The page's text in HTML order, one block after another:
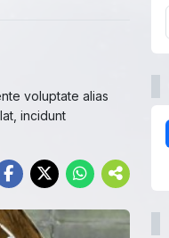
voluptate alias
incidunt